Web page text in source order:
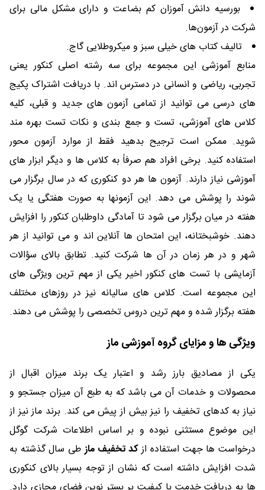
بورسیه دانش آموزان کم بضاعت و دارای مشکل مالی برای
شرکت در آزمون‌ها.
تالیف کتاب های خیلی سبز و میکروطلایی گاج.
منابع آموزشی این مجموعه برای سه رشته اصلی کنکور یعنی
تجربی، ریاضی و انسانی در دسترس اند. با دریافت اشتراک پکیج
های درسی می توانید از تمامی آزمون های جدید و قبلی، کلیه
کلاس های آموزشی، تست و جمع بندی و نکات تست بهره مند
شوید. ممکن است ترجیح بدهید فقط از موارد آزمون محور
استفاده کنید. برخی افراد هم صرفاً به کلاس ها و دیگر ابزار های
آموزشی نیاز دارند. آزمون ها هر دو کنکوری که در سال برگزار می
شوند را پوشش می دهد. این آزمونها به صورت هفتگی یا یک
هفته در میان برگزار می شود تا آمادگی داوطلبان کنکور را افزایش
دهند. خوشبختانه، این امتحان ها آنلاین اند و می توانید از هر
شهر و در هر زمان در آن ها شرکت کنید. تطابق بالای سؤالات
آزمایشی با تست های کنکور اخیر یکی از مهم ترین ویژگی های
این مجموعه است. کلاس های سالیانه نیز در روزهای مختلف
هفته برگزار شده و مهم ترین دروس تخصصی را پوشش می دهند.
ویژگی ها و مزایای گروه آموزشی ماز
یکی از مصادیق بارز رشد و اعتبار یک برند میزان اقبال از
محصولات و خدمات آن می باشد که به طبع آن میزان جستجو و
نیاز به کدهای تخفیف را نیز بیش از پیش می کند. برند ماز نیز از
این موضوع مستثنی نبوده و بر اساس اطلاعات شرکت گوگل
درخواست ها جهت استفاده ازکد تخفیف مازطی سال گذشته به
شدت افزایش داشته است که نشان از توجه بسیار بالای کنکوری